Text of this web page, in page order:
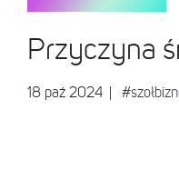
Przyczyna
18 paź 2024